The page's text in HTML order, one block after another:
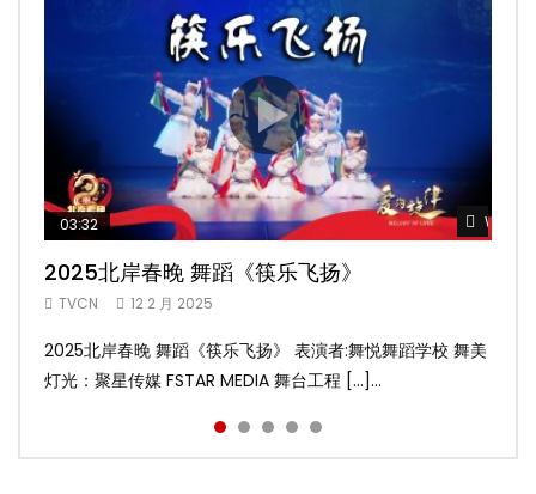
Watch
03:32
2025北岸春晚 舞蹈《筷乐飞扬》
TVCN 12 2 月 2025
2025北岸春晚 舞蹈《筷乐飞扬》 表演者:舞悦舞蹈学校 舞美
灯光：聚星传媒 FSTAR MEDIA 舞台工程 […]...
Watch
02:58
2025北岸春晚 舞蹈《乌兰巴托的夜》
TVCN 12 2 月 2025
2025北岸春晚 舞蹈《乌兰巴托的夜》 表演者:飞扬舞蹈团 舞
美灯光：聚星传媒 FSTAR MEDIA 舞台工 […]...
Watch
04:19
2025北岸春晚 古典舞《雨后》
TVCN 12 2 月 2025
2025北岸春晚 古典舞《雨后》 表演者:洪杰舞蹈学院 舞美灯
光：聚星传媒 FSTAR MEDIA 舞台工程： […]...
Watch
05:13
2025北岸春晚 傣族舞蹈《水的女儿》
TVCN 12 2 月 2025
2025北岸春晚 傣族舞蹈《水的女儿》 表演者:洪杰舞蹈学院
舞美灯光：聚星传媒 FSTAR MEDIA 舞台 […]...
Watch
03:45
2025北岸春晚 舞蹈《十八焕蝶》
TVCN 9 2 月 2025
2025北岸春晚 舞蹈《十八焕蝶》 表演者:舞悦舞蹈学校 舞美
灯光：聚星传媒 FSTAR MEDIA 舞台工程 […]...